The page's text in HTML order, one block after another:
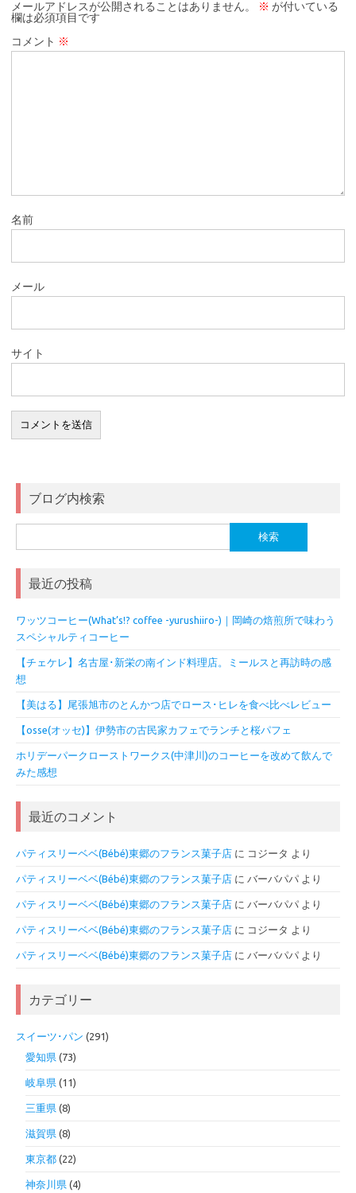
メールアドレスが公開されることはありません。 ※ が付いている
欄は必須項目です
コメント ※
名前
メール
サイト
ブログ内検索
索:
最近の投稿
ワッツコーヒー(What’s!? coffee -yurushiiro-)｜岡崎の焙煎所で味わう
スペシャルティコーヒー
【チェケレ】名古屋･新栄の南インド料理店。ミールスと再訪時の感
想
【美はる】尾張旭市のとんかつ店でロース･ヒレを食べ比べレビュー
【osse(オッセ)】伊勢市の古民家カフェでランチと桜パフェ
ホリデーパークローストワークス(中津川)のコーヒーを改めて飲んで
みた感想
最近のコメント
パティスリーベベ(Bébé)東郷のフランス菓子店 に コジータ より
パティスリーベベ(Bébé)東郷のフランス菓子店 に バーバパパ より
パティスリーベベ(Bébé)東郷のフランス菓子店 に バーバパパ より
パティスリーベベ(Bébé)東郷のフランス菓子店 に コジータ より
パティスリーベベ(Bébé)東郷のフランス菓子店 に バーバパパ より
カテゴリー
スイーツ･パン (291)
愛知県 (73)
岐阜県 (11)
三重県 (8)
滋賀県 (8)
東京都 (22)
神奈川県 (4)